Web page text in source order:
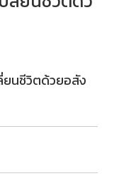
ยนชีวิตด้วยอสัง